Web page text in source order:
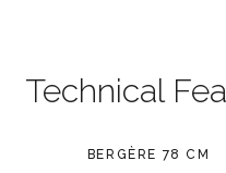
Technical
BERGÈRE 78 CM